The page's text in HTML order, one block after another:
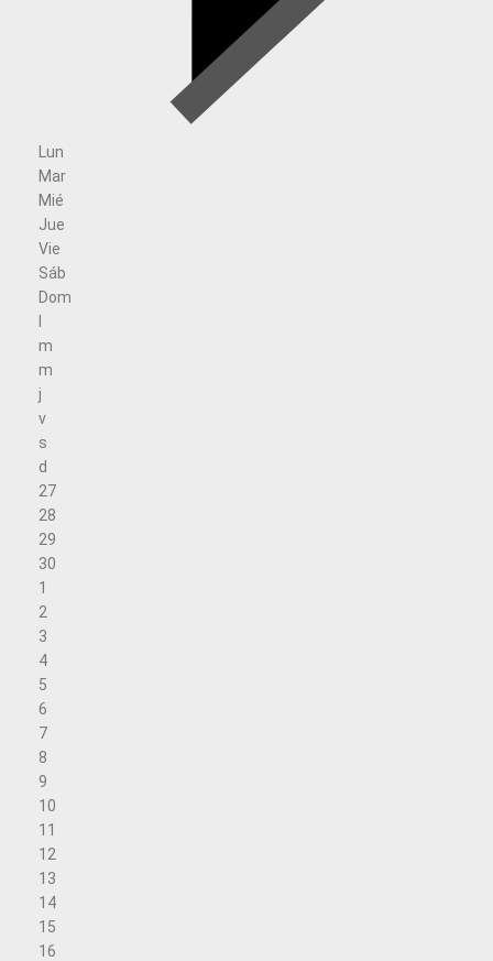
Lun
Mar
Mié
Jue
Vie
Sáb
Dom
m
m
j
v
s
d
27
28
29
30
1
2
3
4
5
6
7
8
9
10
11
12
13
14
15
16